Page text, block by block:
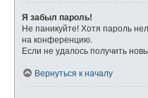
Я забыл пароль!
Не паникуйте! Хотя пароль
на конференцию.
Если не удалось получить
Вернуться к началу